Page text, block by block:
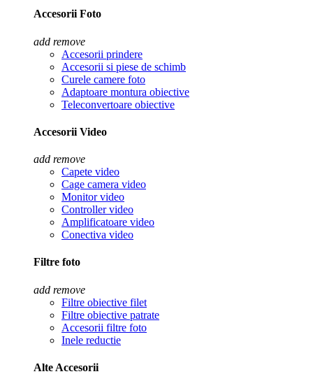
Accesorii Foto
add remove
Accesorii prindere
Accesorii si piese de schimb
Curele camere foto
Adaptoare montura obiective
Teleconvertoare obiective
Accesorii Video
add remove
Capete video
Cage camera video
Monitor video
Controller video
Amplificatoare video
Conectiva video
Filtre foto
add remove
Filtre obiective filet
Filtre obiective patrate
Accesorii filtre foto
Inele reductie
Alte Accesorii